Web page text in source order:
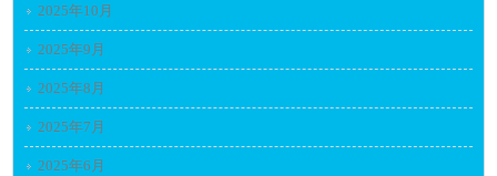
2025年10月
2025年9月
2025年8月
2025年7月
2025年6月